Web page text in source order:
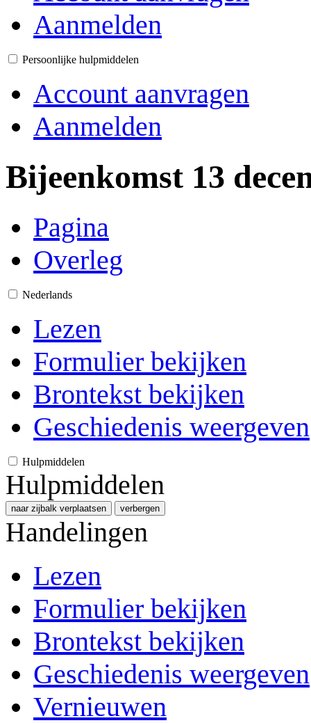
Aanmelden
Persoonlijke hulpmiddelen
Account aanvragen
Aanmelden
Bijeenkomst 13
Pagina
Overleg
Nederlands
Lezen
Formulier bekijken
Brontekst bekijken
Geschiedenis weergeven
Hulpmiddelen
Hulpmiddelen
naar zijbalk verplaatsen verbergen
Handelingen
Lezen
Formulier bekijken
Brontekst bekijken
Geschiedenis weergeven
Vernieuwen